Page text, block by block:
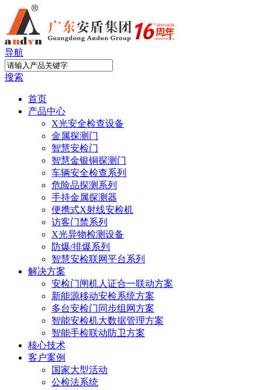
导航
搜索
首页
产品中心
X光安全检查设备
金属探测门
智慧安检门
智慧金银铜探测门
车辆安全检查系列
危险品探测系列
手持金属探测器
便携式X射线安检机
访客门禁系列
X光异物检测设备
防爆/排爆系列
智慧安检联网平台系列
解决方案
安检门闸机人证合一联动方案
新能源移动安检系统方案
多台安检门同步组网方案
智能安检机大数据管理方案
智能手检联动防卫方案
核心技术
客户案例
国家大型活动
公检法系统